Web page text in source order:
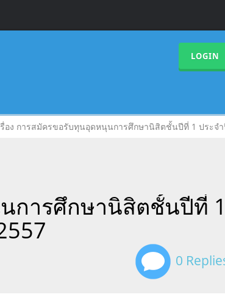
LOGIN
รื่อง การสมัครขอรับทุนอุดหนุนการศึกษานิสิตชั้นปีที่ 1 ประจ
การศึกษานิสิตชั้นปีที่
0